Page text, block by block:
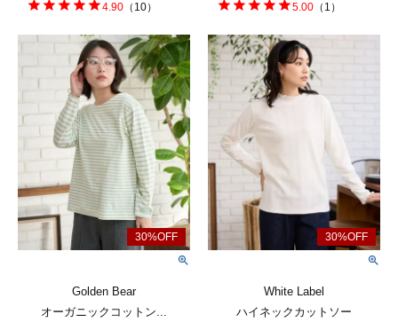
4.90 （ 10） 5.00 （ 1 ）
Golden Bear
オーガニックコットン...
White Label
ハイネックカットソー